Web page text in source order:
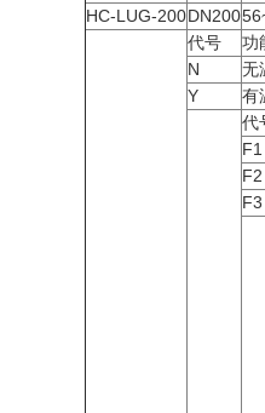
HC-LUG-200DN200
代号
功
N
无
Y
有
代
F1
F2
F3